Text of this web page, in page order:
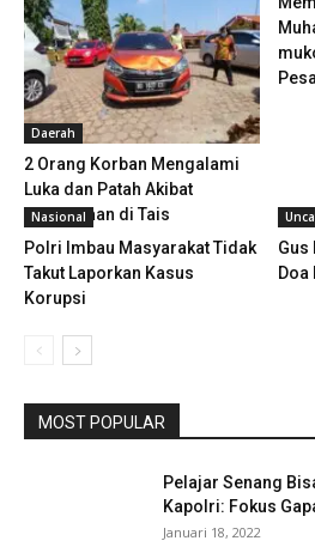
Daerah
2 Orang Korban Mengalami
Luka dan Patah Akibat
Kecelakaan di Tais
Nasional
Polri Imbau Masyarakat Tidak
Takut Laporkan Kasus
Korupsi
Gus
MOST POPULAR
Pelajar Senang
Kapolri: Fokus
Januari 18, 2022